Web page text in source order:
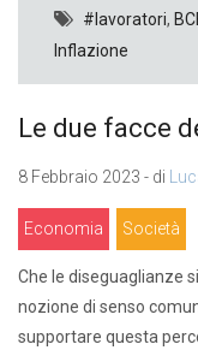
#lavoratori,
Inflazione
Le due facce
8 Febbraio 2023 - di
Economia Società
Che le diseguaglianze
nozione di senso
supportare questa